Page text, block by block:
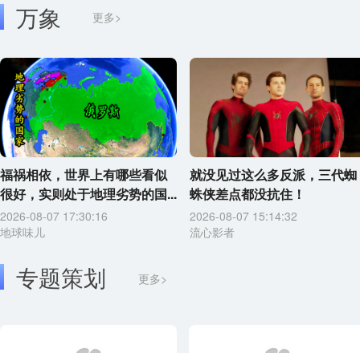
更多>
万象
福祸相依，世界上有哪些看似
很好，实则处于地理劣势的国...
2026-08-07 17:30:16
地球味儿
就没见过这么多反派，三代蜘
蛛侠差点都没抗住！
2026-08-07 15:14:32
流心影者
专题策划 更多>